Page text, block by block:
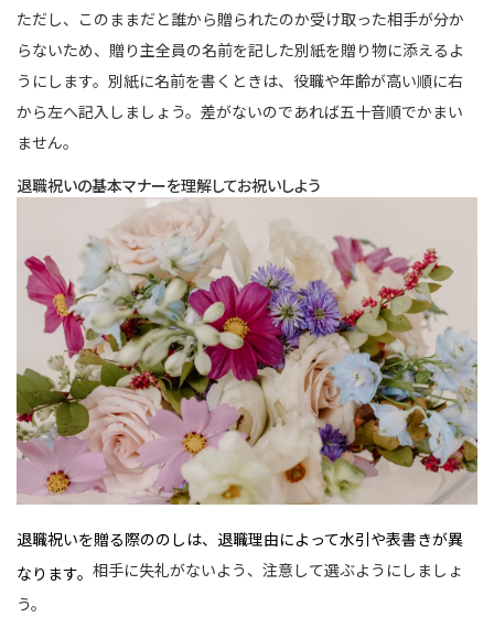
ただし、このままだと誰から贈られたのか受け取った相手が分か
らないため、贈り主全員の名前を記した別紙を贈り物に添えるよ
うにします。別紙に名前を書くときは、役職や年齢が高い順に右
から左へ記入しましょう。差がないのであれば五十音順でかまい
ません。
退職祝いの基本マナーを理解してお祝いしよう
退職祝いを贈る際ののしは、退職理由によって水引や表書きが異
なります。 相手に失礼がないよう、注意して選ぶようにしましょ
う。